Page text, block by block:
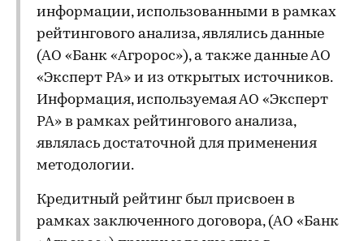
информации, использованными в рамках
рейтингового анализа, являлись данные
(АО «Банк «Агророс»), а также данные АО
«Эксперт РА» и из открытых источников.
Информация, используемая АО «Эксперт
РА» в рамках рейтингового анализа,
являлась достаточной для применения
методологии.
Кредитный рейтинг был присвоен в
рамках заключенного договора, (АО «Банк